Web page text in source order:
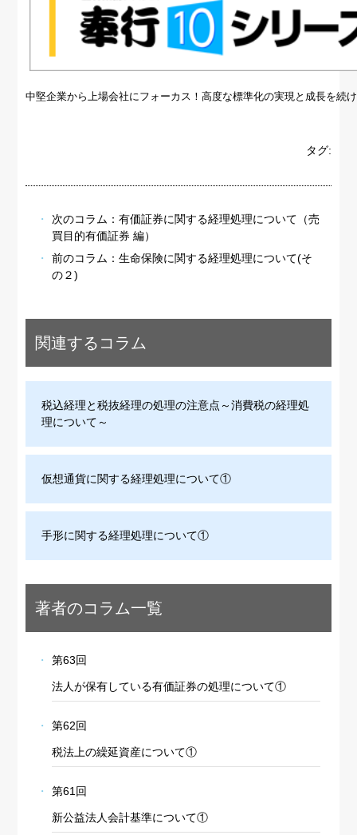
中堅企業から上場会社にフォーカス！高度な標準化の実現と成長を続
タグ:
次のコラム： 有価証券に関する経理処理について（売
買目的有価証券 編）
前のコラム： 生命保険に関する経理処理について(そ
の２)
関連するコラム
税込経理と税抜経理の処理の注意点～消費税の経理処
理について～
仮想通貨に関する経理処理について①
手形に関する経理処理について①
著者のコラム一覧
第63回
法人が保有している有価証券の処理について①
第62回
税法上の繰延資産について①
第61回
新公益法人会計基準について①